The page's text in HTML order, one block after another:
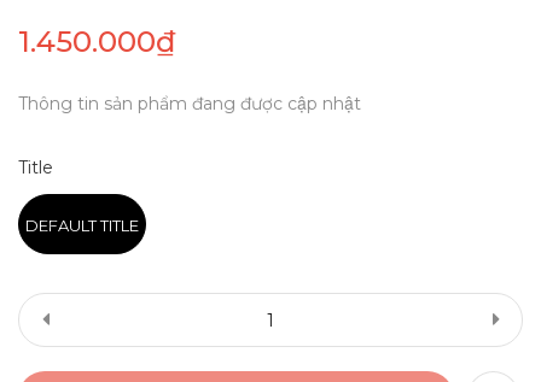
1.450.000₫
Thông tin sản phẩm đang được cập nhật
Title
DEFAULT TITLE